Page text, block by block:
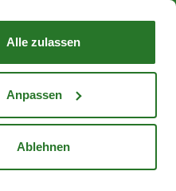
Alle zulassen
Anpassen
Ablehnen
Mein KontoStandorte
WARENKORB